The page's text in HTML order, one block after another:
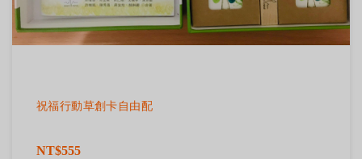
祝福行動草創卡自由配
NT$555